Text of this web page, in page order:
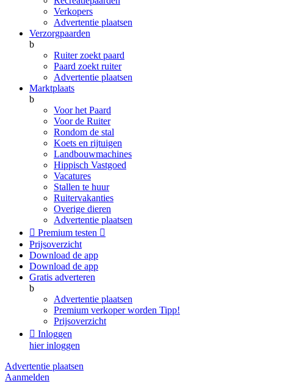
Verkopers
Advertentie plaatsen
Verzorgpaarden
b
Ruiter zoekt paard
Paard zoekt ruiter
Advertentie plaatsen
Marktplaats
b
Voor het Paard
Voor de Ruiter
Rondom de stal
Koets en rijtuigen
Landbouwmachines
Hippisch Vastgoed
Vacatures
Stallen te huur
Ruitervakanties
Overige dieren
Advertentie plaatsen
 Premium testen 
Prijsoverzicht
Download de app
Download de app
Gratis adverteren
b
Advertentie plaatsen
Premium verkoper worden Tipp!
Prijsoverzicht
 Inloggen
hier inloggen
Advertentie plaatsen
Aanmelden